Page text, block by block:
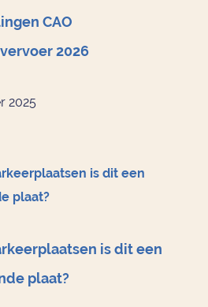
CAO
2026
2025
is dit een
plaat?